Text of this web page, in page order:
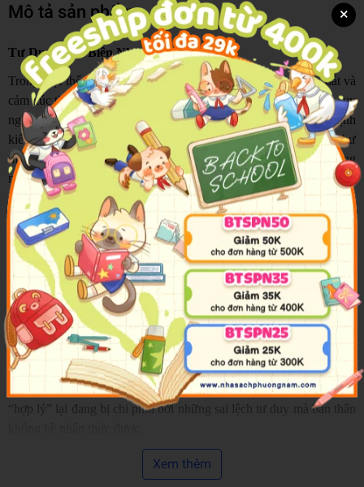
Mô tả sản phẩm
Tư Duy Phản Biện Như Một Triết Gia
Trong một thế giới mà thông tin tràn ngập, quan điểm bị dẫn dắt và
cảm xúc thường lấn át lý trí, rất nhiều người tin rằng mình đang suy
nghĩ độc lập nhưng thực chất lại đang phản ứng theo những định
kiến và lối mòn tư duy sẵn có. Cuốn sách “Tư duy phản biện như
một triết gia” đưa người đọc trở về với một năng lực cốt lõi nhưng
ngày càng bị xem nhẹ: khả năng suy nghĩ rõ ràng, logic và có cơ
sở.
Thông qua cách tiếp cận gần gũi nhưng chặt chẽ, cuốn sách không
chỉ giải thích tư duy phản biện là gì, mà còn chỉ ra vì sao con người
thường xuyên mắc sai lầm trong suy nghĩ từ thiên kiến nhận thức,
ngụy biện logic cho đến việc đưa ra quyết định dựa trên cảm tính
thay vì lý trí.
Thay vì trình bày lý thuyết khô khan, tác phẩm dẫn dắt người đọc
đi qua những tình huống quen thuộc trong đời sống: cách chúng ta
tranh luận, tiếp nhận thông tin, đánh giá vấn đề và ra quyết định
mỗi ngày. Qua đó, bạn sẽ nhận ra rằng nhiều lựa chọn tưởng như
“hợp lý” lại đang bị chi phối bởi những sai lệch tư duy mà bản thân
Nội dung cuốn sách tập trung vào những nguyên tắc cốt lõi của tư
Xem thêm
×